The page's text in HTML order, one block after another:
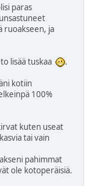
paras
ruoakseen, ja
lisää tuskaa
.
kotiin
100%
kuten useat
tai vain
pahimmat
ole kotoperäisiä.